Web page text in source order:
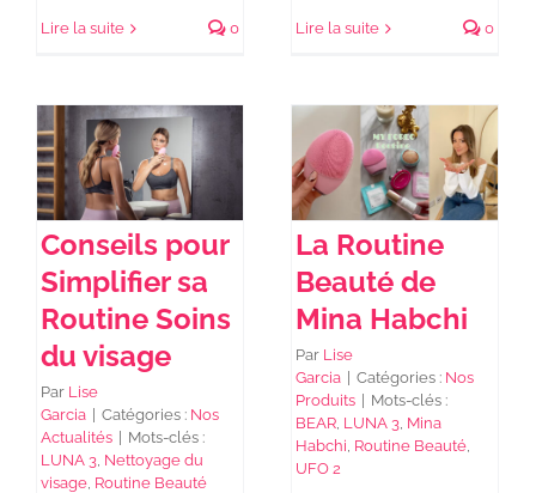
Lire la suite 0 Lire la suite 0
Conseils pour
Simplifier sa
Routine Soins
du visage
Par Lise
Garcia
Catégories : Nos
Actualités
Mots-clés :
LUNA 3 Nettoyage du
visage Routine Beauté
La Routine
Beauté de
Mina Habchi
Par Lise
Garcia
Catégories : Nos
Produits
Mots-clés :
BEAR LUNA 3 Mina
Habchi Routine Beauté
UFO 2